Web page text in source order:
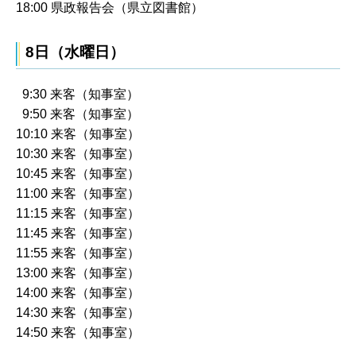
18:00 県政報告会（県立図書館）
8日（水曜日）
9:30 来客（知事室）
9:50 来客（知事室）
10:10 来客（知事室）
10:30 来客（知事室）
10:45 来客（知事室）
11:00 来客（知事室）
11:15 来客（知事室）
11:45 来客（知事室）
11:55 来客（知事室）
13:00 来客（知事室）
14:00 来客（知事室）
14:30 来客（知事室）
14:50 来客（知事室）